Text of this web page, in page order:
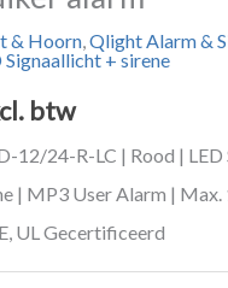
& Hoorn,Qlight Alarm &
+ sirene
btw
12/24-R-LC | Rood |
| MP3 User Alarm |
UL Gecertificeerd